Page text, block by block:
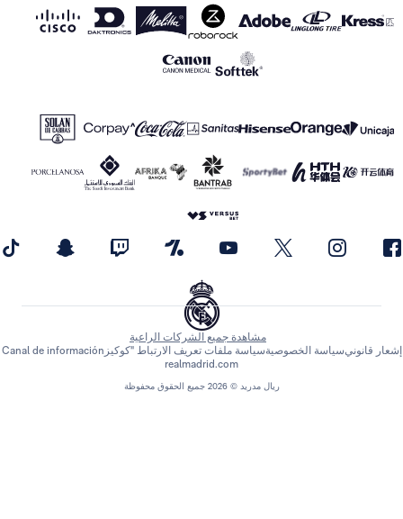
مشاهدة جميع الشركات الراعية
الخصوصيةسياسة ملفات تعريف الارتباط "كوكيز Canal de información
realmadrid.com